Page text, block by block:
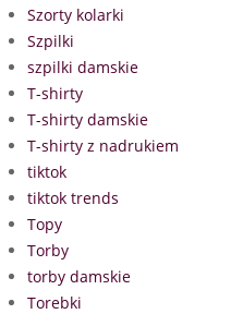
Szorty kolarki
Szpilki
szpilki damskie
T-shirty
T-shirty damskie
T-shirty z nadrukiem
tiktok
tiktok trends
Topy
Torby
torby damskie
Torebki